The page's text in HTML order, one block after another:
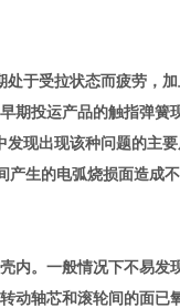
受拉状态而疲劳，加
期投运产品的触指弹簧
现出现该种问题的主
生的电弧烧损面造成
内。一般情况下不易发
动轴芯和滚轮间的面